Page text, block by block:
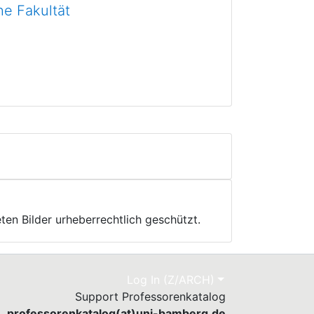
Fakultät
Bilder urheberrechtlich geschützt.
Log In (Z/ARCH)
Support Professorenkatalog